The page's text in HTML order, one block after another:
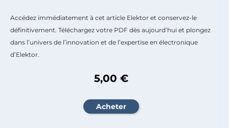
Accédez immédiatement à cet article Elektor et conservez-le
définitivement. Téléchargez votre PDF dès aujourd’hui et plongez
dans l’univers de l’innovation et de l’expertise en électronique
d’Elektor.
5,00 €